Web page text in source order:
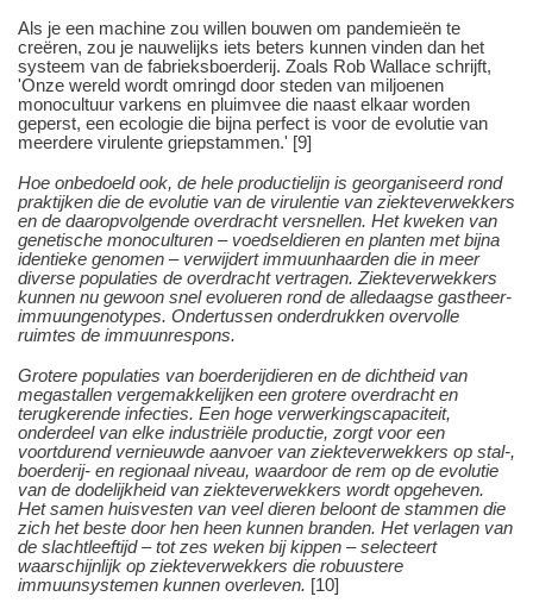
Als je een machine zou willen bouwen om pandemieën te
creëren, zou je nauwelijks iets beters kunnen vinden dan het
systeem van de fabrieksboerderij. Zoals Rob Wallace schrijft,
'Onze wereld wordt omringd door steden van miljoenen
monocultuur varkens en pluimvee die naast elkaar worden
geperst, een ecologie die bijna perfect is voor de evolutie van
meerdere virulente griepstammen.' [9]
Hoe onbedoeld ook, de hele productielijn is georganiseerd rond
praktijken die de evolutie van de virulentie van ziekteverwekkers
en de daaropvolgende overdracht versnellen. Het kweken van
genetische monoculturen – voedseldieren en planten met bijna
identieke genomen – verwijdert immuunhaarden die in meer
diverse populaties de overdracht vertragen. Ziekteverwekkers
kunnen nu gewoon snel evolueren rond de alledaagse gastheer-
immuungenotypes. Ondertussen onderdrukken overvolle
ruimtes de immuunrespons.
Grotere populaties van boerderijdieren en de dichtheid van
megastallen vergemakkelijken een grotere overdracht en
terugkerende infecties. Een hoge verwerkingscapaciteit,
onderdeel van elke industriële productie, zorgt voor een
voortdurend vernieuwde aanvoer van ziekteverwekkers op stal-,
boerderij- en regionaal niveau, waardoor de rem op de evolutie
van de dodelijkheid van ziekteverwekkers wordt opgeheven.
Het samen huisvesten van veel dieren beloont de stammen die
zich het beste door hen heen kunnen branden. Het verlagen van
de slachtleeftijd – tot zes weken bij kippen – selecteert
waarschijnlijk op ziekteverwekkers die robuustere
immuunsystemen kunnen overleven. [10]